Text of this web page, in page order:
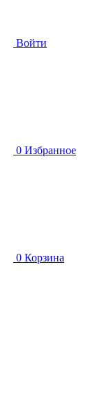
Войти
0 Избранное
0 Корзина